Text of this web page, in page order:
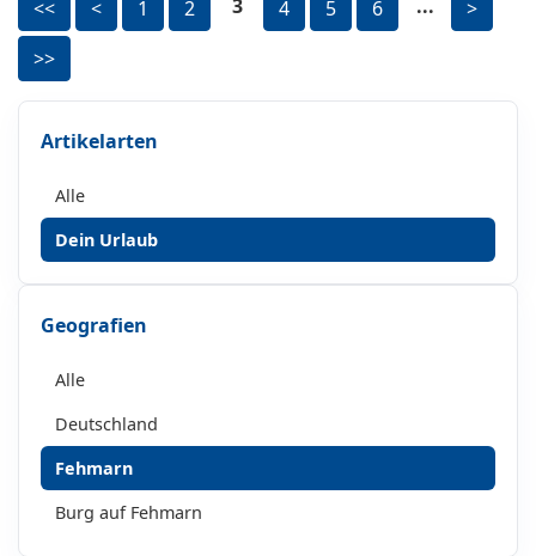
<< < 1 2 3 4 5 6 ...
>
>>
Artikelarten
Alle
Dein Urlaub
Geografien
Alle
Deutschland
Fehmarn
Burg auf Fehmarn